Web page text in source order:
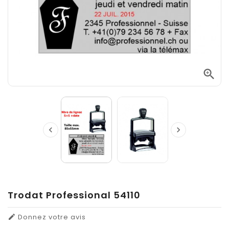

 
Trodat Professional 54110
 Donnez votre avis